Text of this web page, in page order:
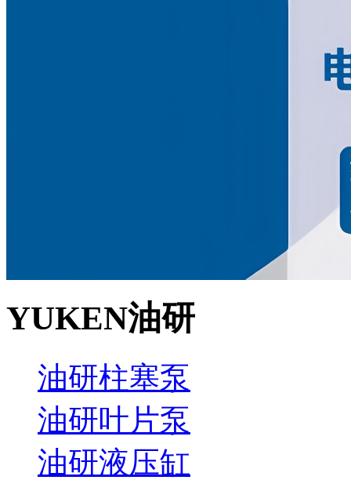
YUKEN油研
油研柱塞泵
油研叶片泵
油研液压缸